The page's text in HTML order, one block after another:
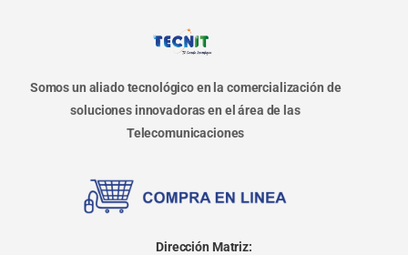
Somos un aliado tecnológico en la comercialización de
soluciones innovadoras en el área de las
Telecomunicaciones
Dirección Matriz: